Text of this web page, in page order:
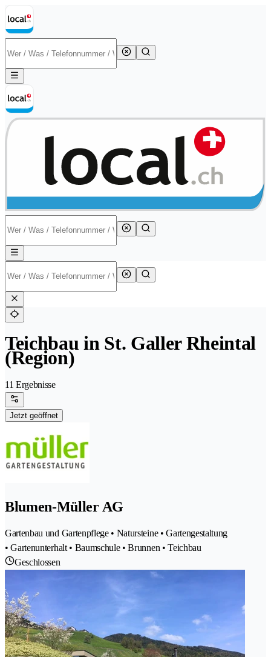
Teichbau in St. Galler Rheintal
(Region)
11 Ergebnisse
Jetzt geöffnet
Blumen-Müller AG
Gartenbau und Gartenpflege • Natursteine • Gartengestaltung
• Gartenunterhalt • Baumschule • Brunnen • Teichbau
Geschlossen